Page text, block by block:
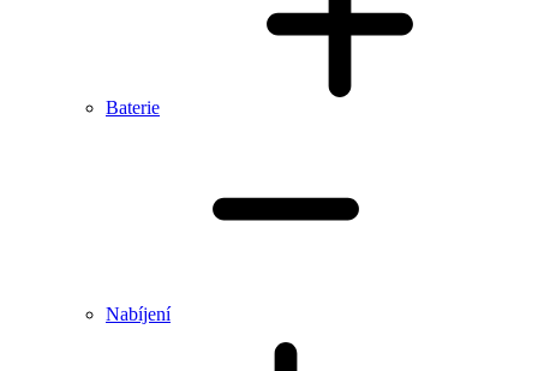
Baterie
Nabíjení